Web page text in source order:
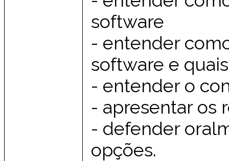
software
- entender
software e
- entender o
- apresentar os
- defender
opções.